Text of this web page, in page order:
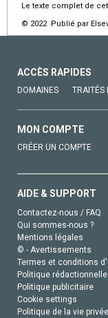
Le texte complet de
© 2022 Publié par
ACCÈS RAPIDES
DOMAINES TRAITÉS
MON COMPTE
CRÉER UN COMPTE
AIDE & SUPPORT
Contactez-nous / FAQ
Qui sommes-nous ?
Mentions légales
© - Avertissements
Termes et conditions
Politique rédactionnelle
Politique publicitaire
Cookie settings
Politique de la vie privée